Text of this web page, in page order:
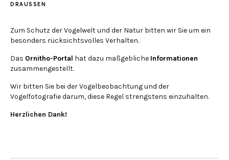
DRAUSSEN
Zum Schutz der Vogelwelt und der Natur bitten wir Sie um ein
besonders rücksichtsvolles Verhalten.
Das Ornitho-Portal hat dazu maßgebliche Informationen
zusammengestellt.
Wir bitten Sie bei der Vogelbeobachtung und der
Vogelfotografie darum, diese Regel strengstens einzuhalten.
Herzlichen Dank!